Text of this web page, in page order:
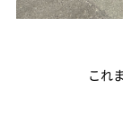
これ
新着情報
資料請求・お問い